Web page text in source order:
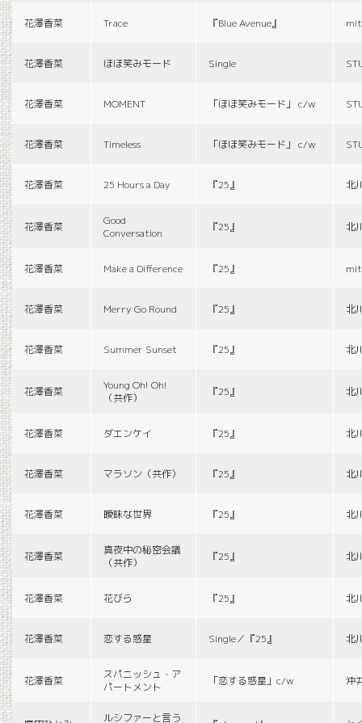
花澤香菜 Trace 『Blue Avenue』
花澤香菜 ほほ笑みモード Single
花澤香菜 MOMENT 「ほほ笑みモード」 c/w
花澤香菜 Timeless 「ほほ笑みモード」 c/w
花澤香菜 25 Hours a Day 『25』 北
花澤香菜
Good
Conversation
『25』 北
花澤香菜 Make a Difference 『25』
花澤香菜 Merry Go Round 『25』 北
花澤香菜 Summer Sunset 『25』 北
花澤香菜
Young Oh! Oh!
（共作）
『25』 北
花澤香菜 ダエンケイ 『25』 北
花澤香菜 マラソン（共作） 『25』 北
花澤香菜 曖昧な世界 『25』 北
花澤香菜
真夜中の秘密会議
（共作）
『25』 北
花澤香菜 花びら 『25』 北
花澤香菜 恋する惑星 Single／『25』 北
花澤香菜
スパニッシュ・ア
パートメント
「恋する惑星」c/w 沖
ルシファーと言う